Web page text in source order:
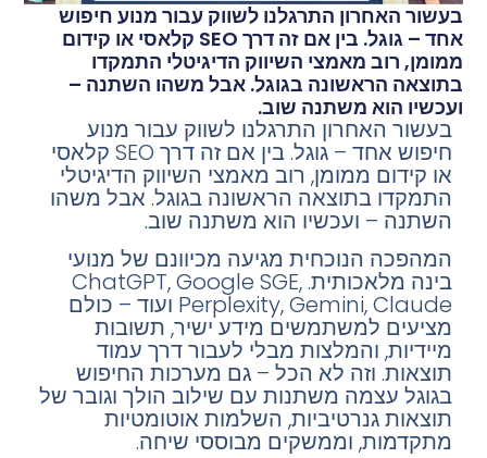
בעשור האחרון התרגלנו לשווק עבור מנוע חיפוש
אחד – גוגל. בין אם זה דרך SEO קלאסי או קידום
ממומן, רוב מאמצי השיווק הדיגיטלי התמקדו
בתוצאה הראשונה בגוגל. אבל משהו השתנה –
ועכשיו הוא משתנה שוב.
בעשור האחרון התרגלנו לשווק עבור מנוע
חיפוש אחד – גוגל. בין אם זה דרך SEO קלאסי
או קידום ממומן, רוב מאמצי השיווק הדיגיטלי
התמקדו בתוצאה הראשונה בגוגל. אבל משהו
השתנה – ועכשיו הוא משתנה שוב.
המהפכה הנוכחית מגיעה מכיוונם של מנועי
בינה מלאכותית. ChatGPT, Google SGE,
Perplexity, Gemini, Claude ועוד – כולם
מציעים למשתמשים מידע ישיר, תשובות
מיידיות, והמלצות מבלי לעבור דרך עמוד
תוצאות. וזה לא הכל – גם מערכות החיפוש
בגוגל עצמה משתנות עם שילוב הולך וגובר של
תוצאות גנרטיביות, השלמות אוטומטיות
מתקדמות, וממשקים מבוססי שיחה.